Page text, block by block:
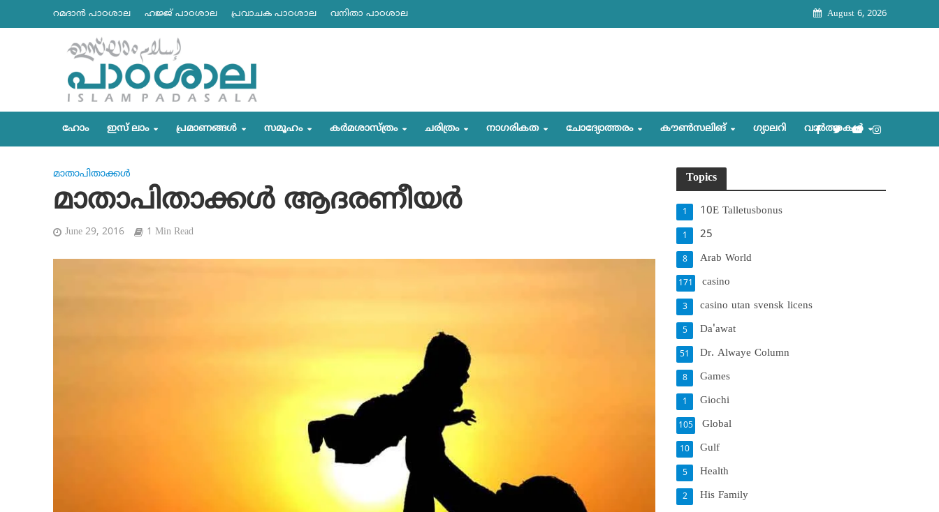
റമദാന്‍ പാഠശാല ഹജ്ജ് പാഠശാല പ്രവാചക പാഠശാല വനിതാ പാഠശാല August 6, 2026
ഹോം ഇസ് ലാം പ്രമാണങ്ങള്‍ സമൂഹം കര്‍മശാസ്ത്രം ചരിത്രം നാഗരികത ചോദ്യോത്തരം കൗണ്‍സലിങ്‌ ഗ്യാലറി വാര്‍ത്തകള്‍
മാതാപിതാക്കള്‍
മാതാപിതാക്കള്‍ ആദരണീയര്‍
June 29, 2016 1 Min Read
Topics
10E Talletusbonus
1
25
1
Arab World
8
casino
171
casino utan svensk licens
3
Da'awat
5
Dr. Alwaye Column
51
Games
8
Giochi
1
Global
105
Gulf
10
Health
5
His Family
2